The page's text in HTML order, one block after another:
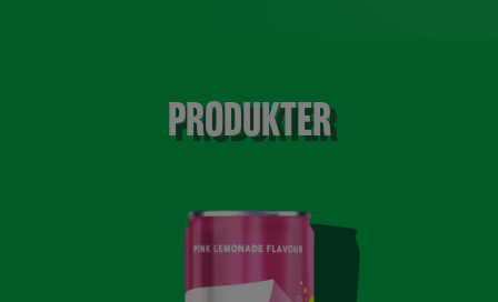
PRODUKTER